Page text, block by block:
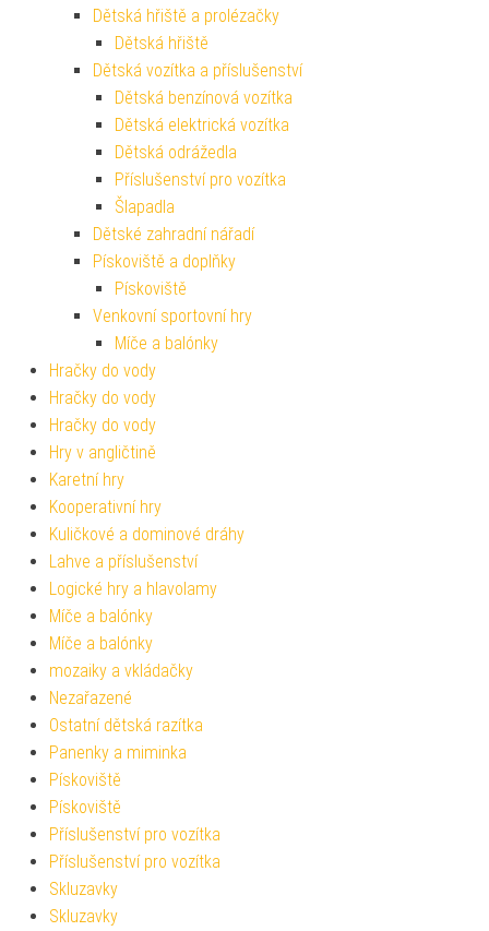
Dětská hřiště a prolézačky
Dětská hřiště
Dětská vozítka a příslušenství
Dětská benzínová vozítka
Dětská elektrická vozítka
Dětská odrážedla
Příslušenství pro vozítka
Šlapadla
Dětské zahradní nářadí
Pískoviště a doplňky
Pískoviště
Venkovní sportovní hry
Míče a balónky
Hračky do vody
Hračky do vody
Hračky do vody
Hry v angličtině
Karetní hry
Kooperativní hry
Kuličkové a dominové dráhy
Lahve a příslušenství
Logické hry a hlavolamy
Míče a balónky
Míče a balónky
mozaiky a vkládačky
Nezařazené
Ostatní dětská razítka
Panenky a miminka
Pískoviště
Pískoviště
Příslušenství pro vozítka
Příslušenství pro vozítka
Skluzavky
Skluzavky